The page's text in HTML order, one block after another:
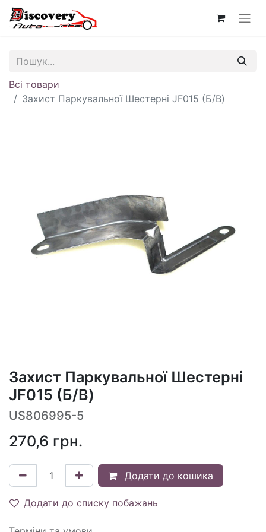
Всі товари
Захист Паркувальної Шестерні JF015 (Б/В)
Захист Паркувальної Шестерні
JF015 (Б/В)
US806995-5
270,6 грн.
Додати до кошика
Додати до списку побажань